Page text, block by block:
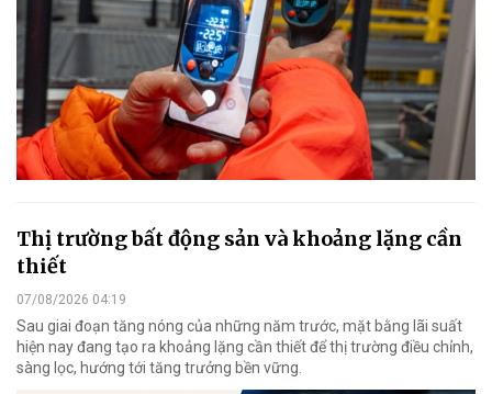
Thị trường bất động sản và khoảng lặng cần
thiết
07/08/2026 04:19
Sau giai đoạn tăng nóng của những năm trước, mặt bằng lãi suất
hiện nay đang tạo ra khoảng lặng cần thiết để thị trường điều chỉnh,
sàng lọc, hướng tới tăng trưởng bền vững.